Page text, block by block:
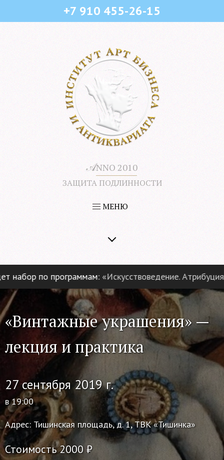
+7 910 455-26-15
𝒜NNO 2010
ЗАЩИТА ПОДЛИННОСТИ
МЕНЮ
по программам:«Искусствоведение. Атрибуция
«Винтажные украшения» —
лекция и практика
27 сентября 2019 г.
в 19:00
Адрес: Тишинская площадь, д. 1, ТВК «Тишинка»
Стоимость 2000 ₽